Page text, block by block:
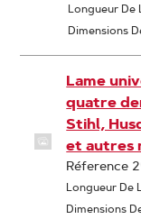
Longueur De
Dimensions
Lame
quatre
Stihl,
et autres
Réference
Longueur De
Dimensions